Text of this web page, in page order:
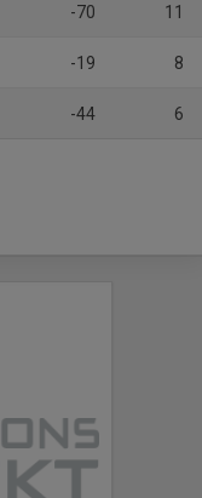
-70 11
-19 8
-44 6